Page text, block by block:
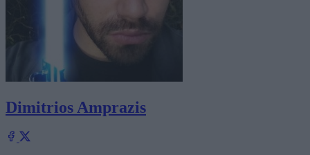
Dimitrios Amprazis